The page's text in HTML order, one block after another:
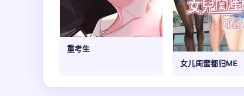
重考生
女儿闺蜜都归ME